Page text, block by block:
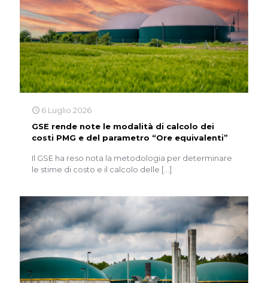
6 Luglio 2026
GSE rende note le modalità di calcolo dei
costi PMG e del parametro “Ore equivalenti”
Il GSE ha reso nota la metodologia per determinare
le stime di costo e il calcolo delle […]